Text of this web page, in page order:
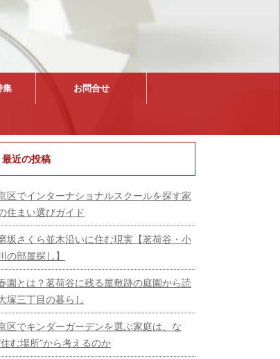
集 お問合せ
最近の投稿
区でインターナショナルスクールを探す家
住まい選びガイド
坂さくら並木沿いに住む現実【茗荷谷・小
の部屋探し】
園とは？茗荷谷に残る屋敷跡の庭園から読
塚三丁目の暮らし
区でキンダーガーデンを選ぶ家庭は、な
住む場所”から考えるのか